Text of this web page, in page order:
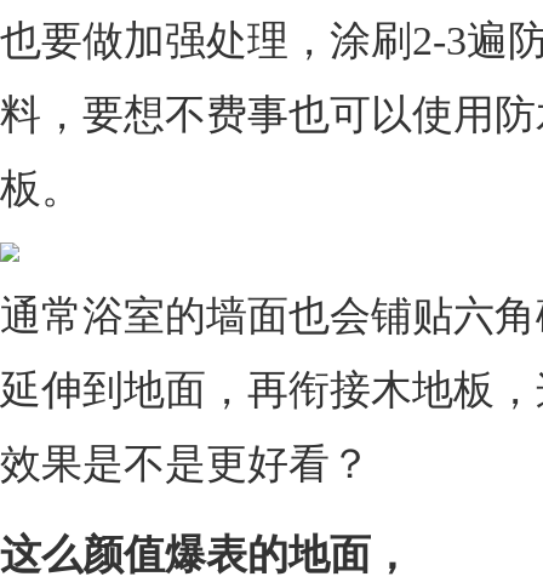
也要做加强处理，涂刷2-3遍
料，要想不费事也可以使用
板。
通常浴室的墙面也会铺贴六
延伸到地面，再衔接木地板
效果是不是更好看？
这么颜值爆表的地面，